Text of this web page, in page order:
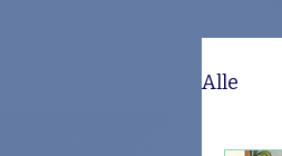
Alle